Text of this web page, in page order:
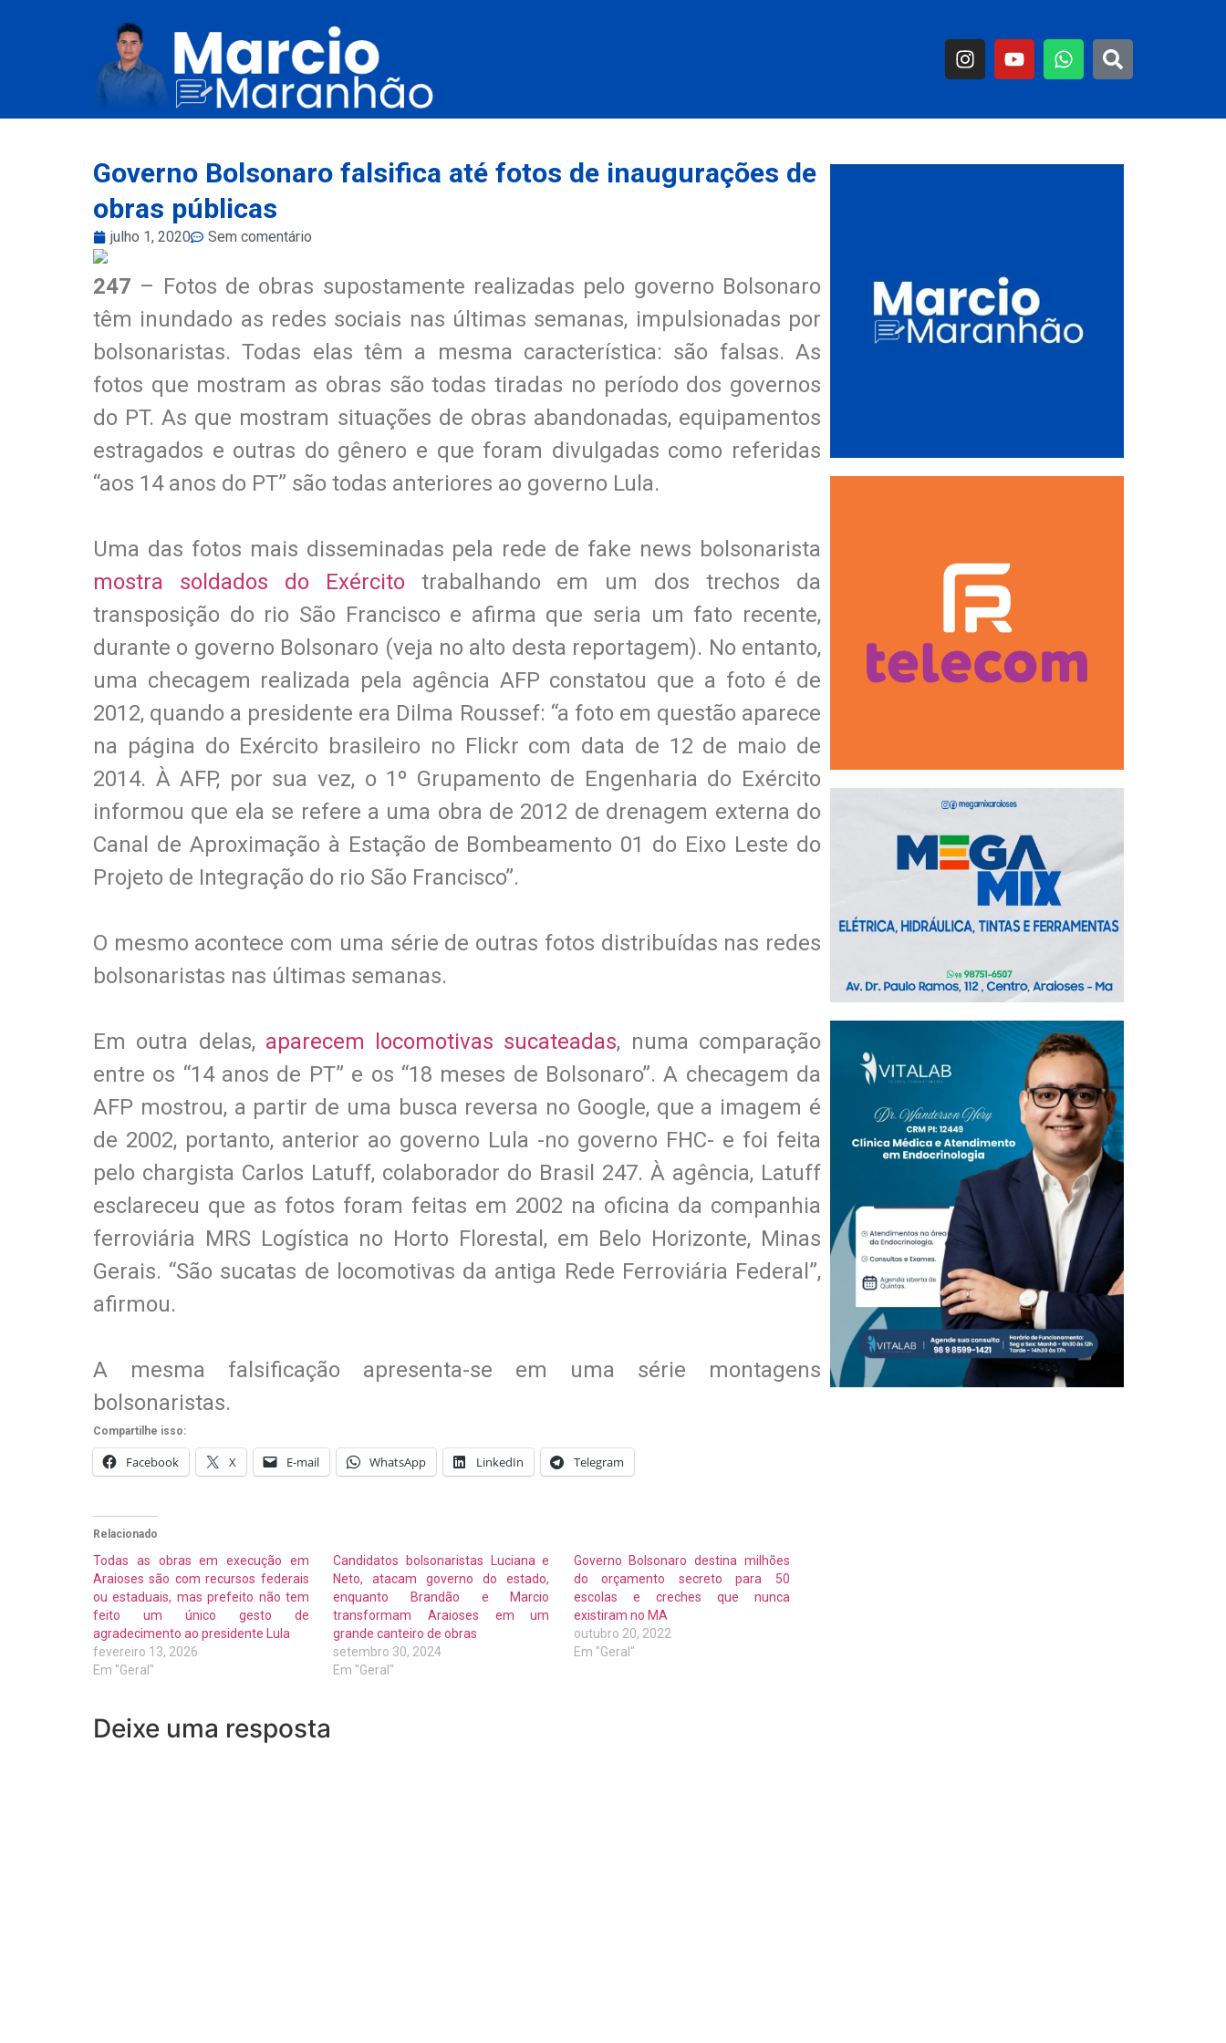
Governo Bolsonaro falsifica até fotos de inaugurações de
obras públicas
julho 1, 2020 Sem comentário
247 – Fotos de obras supostamente realizadas pelo governo Bolsonaro
têm inundado as redes sociais nas últimas semanas, impulsionadas por
bolsonaristas. Todas elas têm a mesma característica: são falsas. As
fotos que mostram as obras são todas tiradas no período dos governos
do PT. As que mostram situações de obras abandonadas, equipamentos
estragados e outras do gênero e que foram divulgadas como referidas
“aos 14 anos do PT” são todas anteriores ao governo Lula.
Uma das fotos mais disseminadas pela rede de fake news bolsonarista
mostra soldados do Exércitotrabalhando em um dos trechos da
transposição do rio São Francisco e afirma que seria um fato recente,
durante o governo Bolsonaro (veja no alto desta reportagem). No entanto,
uma checagem realizada pela agência AFP constatou que a foto é de
2012, quando a presidente era Dilma Roussef: “a foto em questão aparece
na página do Exército brasileiro no Flickr com data de 12 de maio de
2014. À AFP, por sua vez, o 1º Grupamento de Engenharia do Exército
informou que ela se refere a uma obra de 2012 de drenagem externa do
Canal de Aproximação à Estação de Bombeamento 01 do Eixo Leste do
Projeto de Integração do rio São Francisco”.
O mesmo acontece com uma série de outras fotos distribuídas nas redes
bolsonaristas nas últimas semanas.
Em outra delas, aparecem locomotivas sucateadas, numa comparação
entre os “14 anos de PT” e os “18 meses de Bolsonaro”. A checagem da
AFP mostrou, a partir de uma busca reversa no Google, que a imagem é
de 2002, portanto, anterior ao governo Lula -no governo FHC- e foi feita
pelo chargista Carlos Latuff, colaborador do Brasil 247. À agência, Latuff
esclareceu que as fotos foram feitas em 2002 na oficina da companhia
ferroviária MRS Logística no Horto Florestal, em Belo Horizonte, Minas
Gerais. “São sucatas de locomotivas da antiga Rede Ferroviária Federal”,
afirmou.
A mesma falsificação apresenta-se em uma série montagens
bolsonaristas.
Compartilhe isso:
Facebook X E-mail WhatsApp LinkedIn Telegram
Relacionado
Todas as obras em execução em
Araioses são com recursos federais
ou estaduais, mas prefeito não tem
feito um único gesto de
agradecimento ao presidente Lula
fevereiro 13, 2026
Em "Geral"
Candidatos bolsonaristas Luciana e
Neto, atacam governo do estado,
enquanto Brandão e Marcio
transformam Araioses em um
grande canteiro de obras
setembro 30, 2024
Em "Geral"
Governo Bolsonaro destina milhões
do orçamento secreto para 50
escolas e creches que nunca
existiram no MA
outubro 20, 2022
Em "Geral"
Deixe uma resposta